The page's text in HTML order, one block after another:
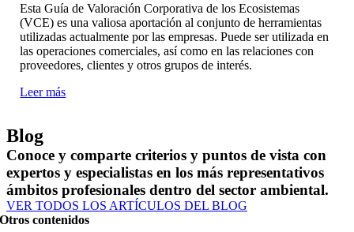
Esta Guía de Valoración Corporativa de los Ecosistemas
(VCE) es una valiosa aportación al conjunto de herramientas
utilizadas actualmente por las empresas. Puede ser utilizada en
las operaciones comerciales, así como en las relaciones con
proveedores, clientes y otros grupos de interés.
Leer más
Blog
Conoce y comparte criterios y puntos de vista con
expertos y especialistas en los más representativos
ámbitos profesionales dentro del sector ambiental.
VER TODOS LOS ARTÍCULOS DEL BLOG
Otros contenidos